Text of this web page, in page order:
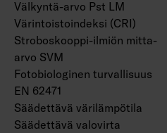
Välkyntä-arvo Pst LM
Värintoistoindeksi (CRI)
Stroboskooppi-ilmiön mitta-
arvo SVM
Fotobiologinen turvallisuus
EN 62471
Säädettävä värilämpötila
Säädettävä valovirta